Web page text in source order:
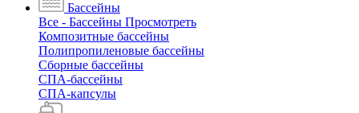
Бассейны
Все - Бассейны Просмотреть
Композитные бассейны
Полипропиленовые бассейны
Сборные бассейны
СПА-бассейны
СПА-капсулы